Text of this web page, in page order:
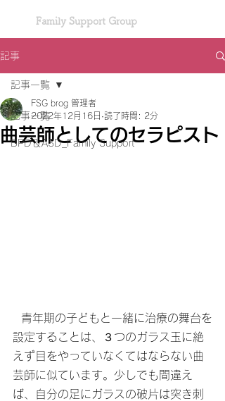
Family Support Group
記事
記事一覧
BPD＆ASD_Family Support
記事一覧
曲芸師としてのセラピスト
FSG brog 管理者
2022年12月16日 読了時間: 2分
設定することは、３つのガラス玉に絶
えず目をやっていなくてはならない曲
芸師に似ています。少しでも間違え
ば、自分の足にガラスの破片は突き刺